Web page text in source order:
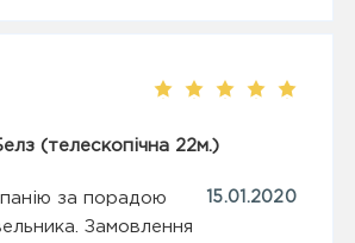
(телескопічна 22м.)
15.01.2020
за порадою
Замовлення